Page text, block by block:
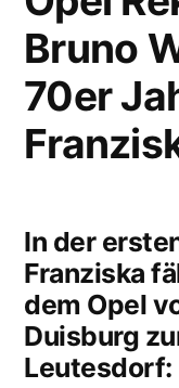
Bruno
70er
In der
Franziska
dem Opel
Duisburg
Leutesdorf: